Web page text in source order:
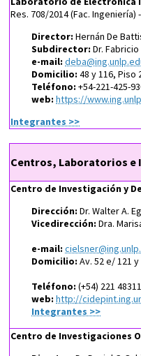
Res. 708/2014 (Fac. Ingeniería)
Director: Hernán De
Subdirector: Dr.
e-mail:
Domicilio: 48 y 116, Piso
Teléfono: +54-221-425-
web: https://
Integrantes >>
Centros, Laboratorios e
Centro de Investigación y
Dirección: Dr. Walter A.
Vicedirección: Dra.
e-mail:
Domicilio:Av. 52 e/ 121
Teléfono:(+54) 221
web: http://
Integrantes >>
Centro de Investigaciones